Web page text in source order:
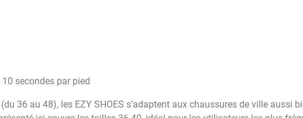
secondes par pied
36 au 48), les EZY SHOES s’adaptent aux chaussures de ville aussi